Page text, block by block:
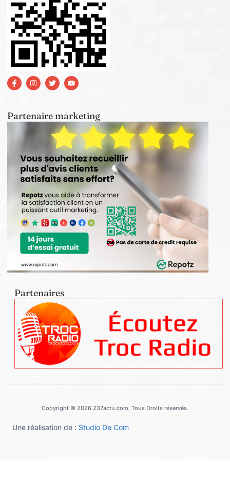
Partenaire marketing
Partenaires
Copyright © 2026 237actu.com, Tous Droits réservés.
Une réalisation de : Studio De Com